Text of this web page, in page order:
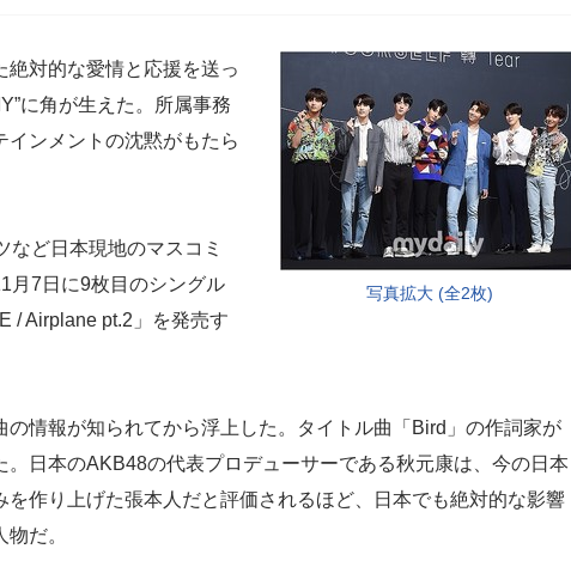
写真拡大 (全2枚)
絶対的な愛情と応援を送っ
に角が生えた。所属事務
インメントの沈黙がもたら
など日本現地のマスコミ
月7日に9枚目のシングル
/ Airplane pt.2」を発売す
の情報が知られてから浮上した。タイトル曲「Bird」の作詞家が
。日本のAKB48の代表プロデューサーである秋元康は、今の日本
を作り上げた張本人だと評価されるほど、日本でも絶対的な影響
だ。